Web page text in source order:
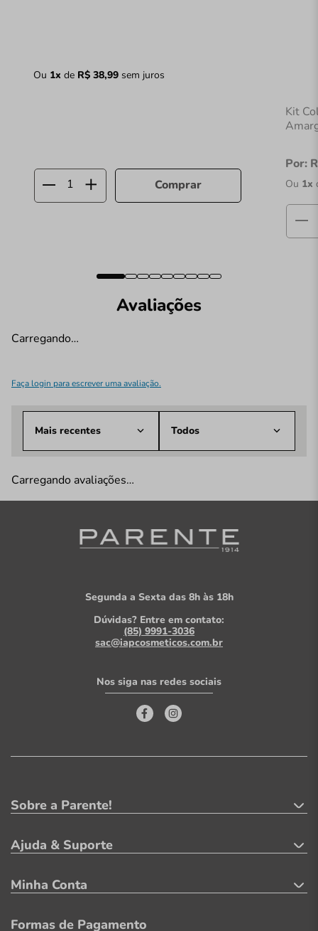
Ou 1x de R$ 38,99sem juros
Comprar
Kit
Por:
Ou 1x
Avaliações
Carregando…
Faça login para escrever uma avaliação.
Mais recentes Todos
Carregando avaliações…
Segunda a Sexta das 8h às 18h
Dúvidas? Entre em contato:
(85) 9991-3036
sac@iapcosmeticos.com.br
Nos siga nas redes sociais
Sobre a Parente!
Ajuda & Suporte
Minha Conta
Formas de Pagamento